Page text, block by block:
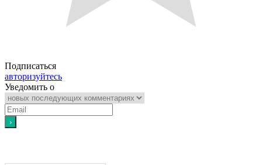
Подписаться
авторизуйтесь
Уведомить о